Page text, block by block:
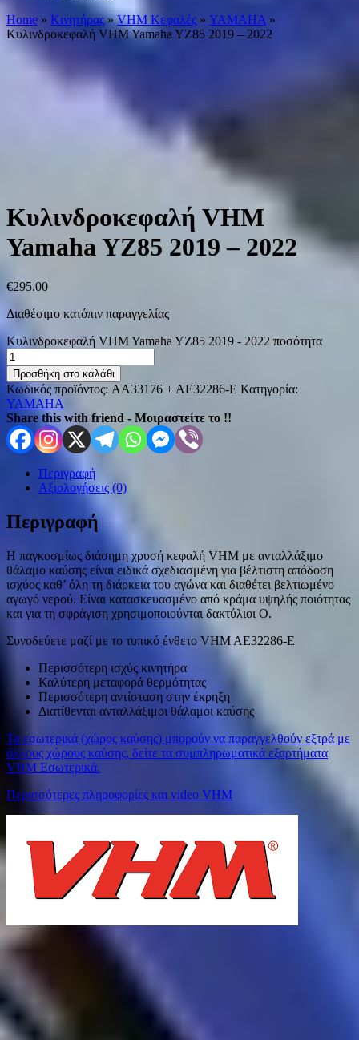
Home » Κινητήρας»VHM Κεφαλές » YAMAHA »
Κυλινδροκεφαλή VHM Yamaha YZ85 2019 – 2022
Κυλινδροκεφαλή VHM
Yamaha YZ85 2019 – 2022
€295.00
Διαθέσιμο κατόπιν παραγγελίας
Κυλινδροκεφαλή VHM Yamaha YZ85 2019 - 2022 ποσότητα
Προσθήκη στο καλάθι
Κωδικός προϊόντος: AA33176 + AE32286-E Κατηγορία:
YAMAHA
Share this with friend - Μοιραστείτε το !!
Περιγραφή
Αξιολογήσεις (0)
Περιγραφή
Η παγκοσμίως διάσημη χρυσή κεφαλή VHM με ανταλλάξιμο
θάλαμο καύσης είναι ειδικά σχεδιασμένη για βέλτιστη απόδοση
ισχύος καθ’ όλη τη διάρκεια του αγώνα και διαθέτει βελτιωμένο
αγωγό νερού. Είναι κατασκευασμένο από κράμα υψηλής ποιότητας
και για τη σφράγιση χρησιμοποιούνται δακτύλιοι Ο.
Συνοδεύετε μαζί με το τυπικό ένθετο VHM AE32286-E
Περισσότερη ισχύς κινητήρα
Καλύτερη μεταφορά θερμότητας
Περισσότερη αντίσταση στην έκρηξη
Διατίθενται ανταλλάξιμοι θάλαμοι καύσης
Τα εσωτερικά (χώρος καύσης) μπορούν να παραγγελθούν εξτρά με
άλλους χώρους καύσης, δείτε τα συμπληρωματικά εξαρτήματα
VHM Εσωτερικά.
Περισσότερες πληροφορίες και video VHM